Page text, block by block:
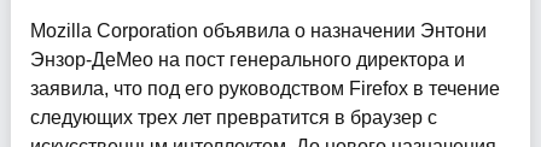
Mozilla Corporation объявила о назначении Энтони
Энзор-ДеМео на пост генерального директора и
заявила, что под его руководством Firefox в течение
следующих трех лет превратится в браузер с